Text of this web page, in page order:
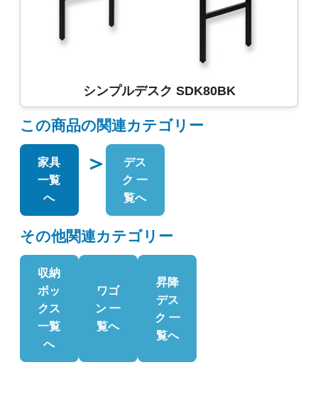
シンプルデスク SDK80BK
この商品の関連カテゴリー
家具
一覧
へ
＞
デス
ク 一
覧へ
その他関連カテゴリー
収納
ボッ
クス
一覧
へ
ワゴ
ン 一
覧へ
昇降
デス
ク 一
覧へ